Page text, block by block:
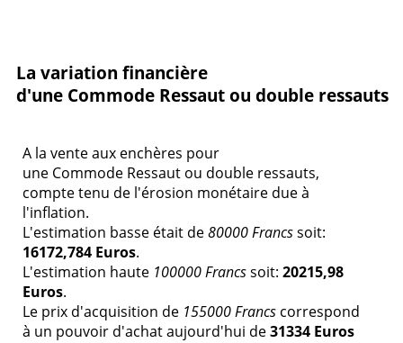
La variation financière
d'une Commode Ressaut ou double ressauts
A la vente aux enchères pour
une Commode Ressaut ou double ressauts,
compte tenu de l'érosion monétaire due à
l'inflation.
L'estimation basse était de80000 Francssoit:
16172,784 Euros.
L'estimation haute 100000 Francssoit: 20215,98
Euros.
Le prix d'acquisition de 155000 Francs correspond
à un pouvoir d'achat aujourd'hui de31334 Euros